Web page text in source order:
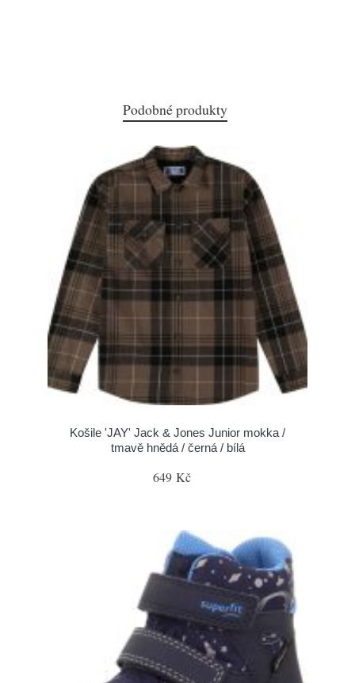
Podobné produkty
Košile 'JAY' Jack & Jones Junior mokka /
tmavě hnědá / černá / bílá
649 Kč